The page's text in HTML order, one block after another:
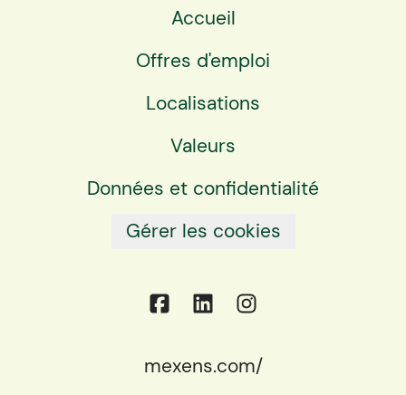
Accueil
Offres d'emploi
Localisations
Valeurs
Données et confidentialité
Gérer les cookies
mexens.com/